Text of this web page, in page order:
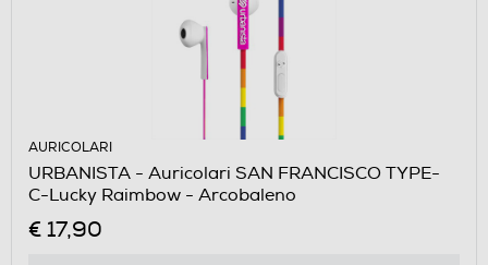
AURICOLARI
URBANISTA - Auricolari SAN FRANCISCO TYPE-
C-Lucky Raimbow - Arcobaleno
€ 17,90